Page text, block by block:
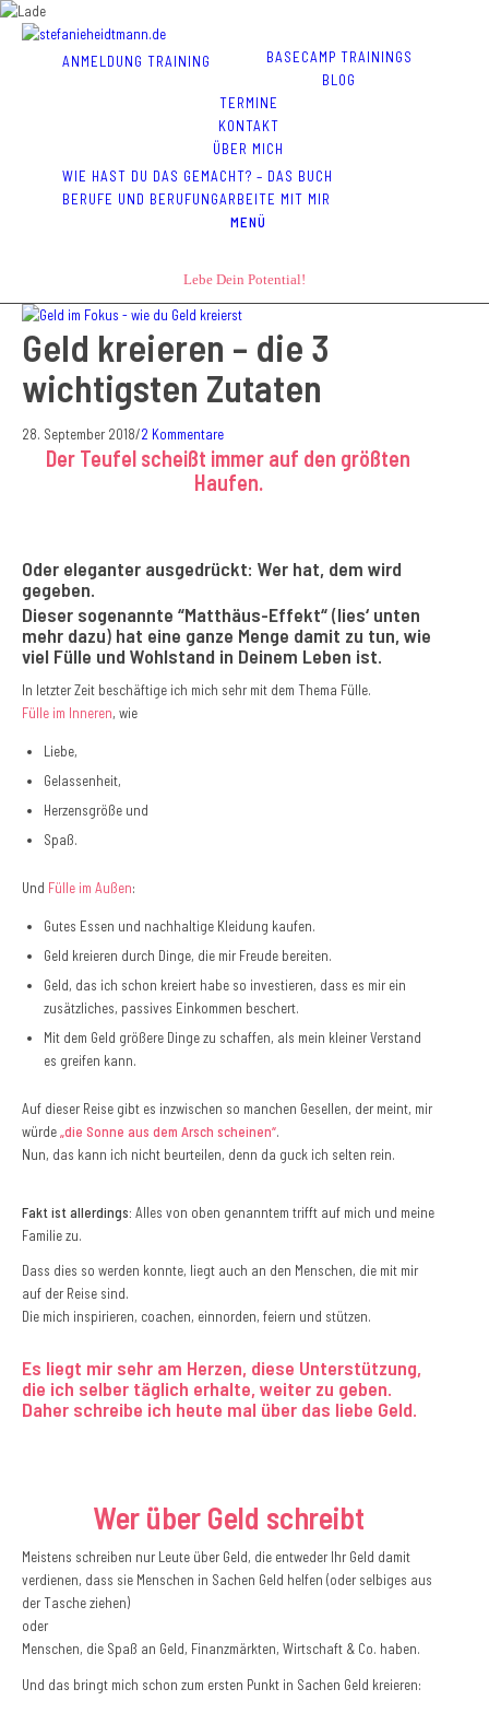
BASECAMP TRAININGS
ANMELDUNG TRAINING
BLOG
TERMINE
KONTAKT
ÜBER MICH
WIE HAST DU DAS GEMACHT? – DAS BUCH
BERUFE UND BERUFUNGARBEITE MIT MIR
MENÜ
Lebe Dein Potential!
Geld kreieren – die 3
wichtigsten Zutaten
28. September 2018/2 Kommentare
Der Teufel scheißt immer auf den größten
Haufen.
Oder eleganter ausgedrückt: Wer hat, dem wird
gegeben.
Dieser sogenannte “Matthäus-Effekt“(lies‘ unten
mehr dazu) hat eine ganze Menge damit zu tun, wie
viel Fülle und Wohlstand in Deinem Leben ist.
In letzter Zeit beschäftige ich mich sehr mit dem Thema Fülle.
Fülle im Inneren, wie
Liebe,
Gelassenheit,
Herzensgröße und
Spaß.
Und Fülle im Außen:
Gutes Essen und nachhaltige Kleidung kaufen.
Geld kreieren durch Dinge, die mir Freude bereiten.
Geld, das ich schon kreiert habe so investieren, dass es mir ein
zusätzliches, passives Einkommen beschert.
Mit dem Geld größere Dinge zu schaffen, als mein kleiner Verstand
es greifen kann.
Auf dieser Reise gibt es inzwischen so manchen Gesellen, der meint, mir
würde„die Sonne aus dem Arsch scheinen“.
Nun, das kann ich nicht beurteilen, denn da guck ich selten rein.
Fakt ist allerdings: Alles von oben genanntem trifft auf mich und meine
Familie zu.
Dass dies so werden konnte, liegt auch an den Menschen, die mit mir
auf der Reise sind.
Die mich inspirieren, coachen, einnorden, feiern und stützen.
Es liegt mir sehr am Herzen, diese Unterstützung,
die ich selber täglich erhalte, weiter zu geben.
Daher schreibe ich heute mal über das liebe Geld.
Wer über Geld schreibt
Meistens schreiben nur Leute über Geld, die entweder Ihr Geld damit
verdienen, dass sie Menschen in Sachen Geld helfen (oder selbiges aus
der Tasche ziehen)
oder
Menschen, die Spaß an Geld, Finanzmärkten, Wirtschaft & Co. haben.
Und das bringt mich schon zum ersten Punkt in Sachen Geld kreieren: